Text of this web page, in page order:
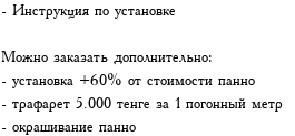
- Инструкция по установке
Можно заказать дополнительно:
- установка +60% от стоимости панно
- трафарет 5.000 тенге за 1 погонный метр
- окрашивание панно